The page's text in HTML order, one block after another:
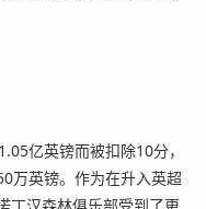
亿英镑而被扣除10分，
万英镑。作为在升入英超